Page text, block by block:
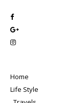
Home
Life Style